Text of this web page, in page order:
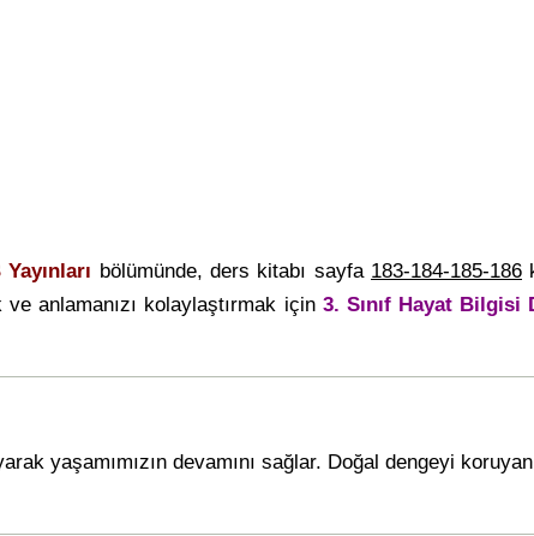
bölümünde, ders kitabı sayfa 183-184-185-186
anlamanızı kolaylaştırmak için 3. Sınıf Hayat Bilgisi
yaşamımızın devamını sağlar. Doğal dengeyi